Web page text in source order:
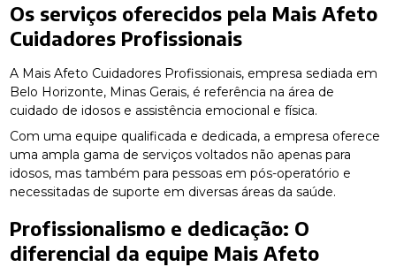
Os serviços oferecidos pela Mais Afeto
Cuidadores Profissionais
A Mais Afeto Cuidadores Profissionais, empresa sediada em
Belo Horizonte, Minas Gerais, é referência na área de
cuidado de idosos e assistência emocional e física.
Com uma equipe qualificada e dedicada, a empresa oferece
uma ampla gama de serviços voltados não apenas para
idosos, mas também para pessoas em pós-operatório e
necessitadas de suporte em diversas áreas da saúde.
Profissionalismo e dedicação: O
diferencial da equipe Mais Afeto